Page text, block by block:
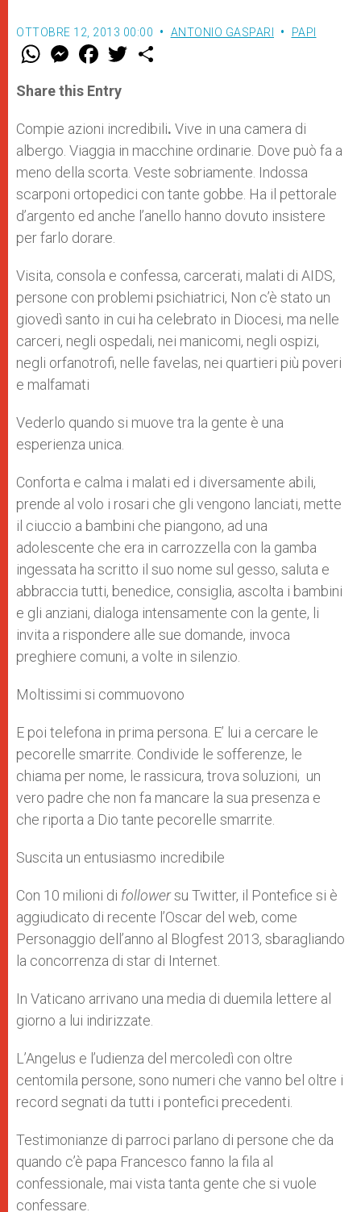
OTTOBRE 12, 2013 00:00 ANTONIO GASPARI PAPI
W
t
s
p
p
M
e
s
e
g
e
r
F
a
e
b
o
k
w
r
Share this Entry
Compie azioni incredibili. Vive in una camera di
albergo. Viaggia in macchine ordinarie. Dove può fa a
meno della scorta. Veste sobriamente. Indossa
scarponi ortopedici con tante gobbe. Ha il pettorale
d’argento ed anche l’anello hanno dovuto insistere
per farlo dorare.
Visita, consola e confessa, carcerati, malati di AIDS,
persone con problemi psichiatrici, Non c’è stato un
giovedì santo in cui ha celebrato in Diocesi, ma nelle
carceri, negli ospedali, nei manicomi, negli ospizi,
negli orfanotrofi, nelle favelas, nei quartieri più poveri
e malfamati
Vederlo quando si muove tra la gente è una
esperienza unica.
Conforta e calma i malati ed i diversamente abili,
prende al volo i rosari che gli vengono lanciati, mette
il ciuccio a bambini che piangono, ad una
adolescente che era in carrozzella con la gamba
ingessata ha scritto il suo nome sul gesso, saluta e
abbraccia tutti, benedice, consiglia, ascolta i bambini
e gli anziani, dialoga intensamente con la gente, li
invita a rispondere alle sue domande, invoca
preghiere comuni, a volte in silenzio.
Moltissimi si commuovono
E poi telefona in prima persona. E’ lui a cercare le
pecorelle smarrite. Condivide le sofferenze, le
chiama per nome, le rassicura, trova soluzioni, un
vero padre che non fa mancare la sua presenza e
che riporta a Dio tante pecorelle smarrite.
Suscita un entusiasmo incredibile
Con 10 milioni di followersu Twitter, il Pontefice si è
aggiudicato di recente l’Oscar del web, come
Personaggio dell’anno al Blogfest 2013, sbaragliando
la concorrenza di star di Internet.
In Vaticano arrivano una media di duemila lettere al
giorno a lui indirizzate.
L’Angelus e l’udienza del mercoledì con oltre
centomila persone, sono numeri che vanno bel oltre i
record segnati da tutti i pontefici precedenti.
Testimonianze di parroci parlano di persone che da
quando c’è papa Francesco fanno la fila al
confessionale, mai vista tanta gente che si vuole
confessare.